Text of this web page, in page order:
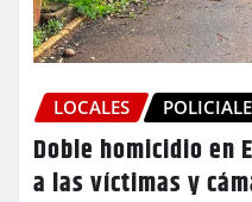
LOCALES
Doble homicidio en
a las víctimas y